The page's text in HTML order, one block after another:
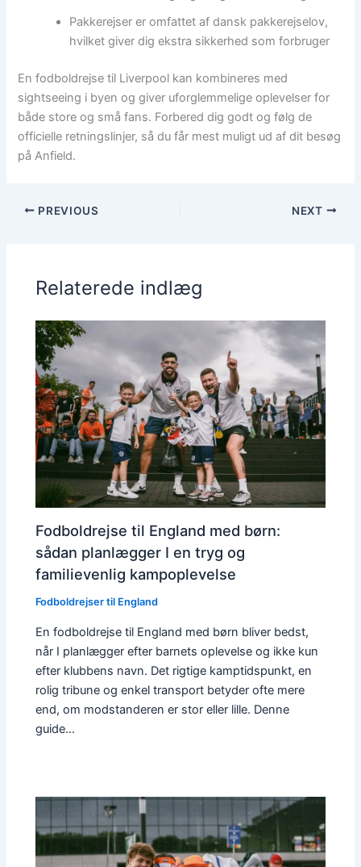
Pakkerejser er omfattet af dansk pakkerejselov,
hvilket giver dig ekstra sikkerhed som forbruger
En fodboldrejse til Liverpool kan kombineres med
sightseeing i byen og giver uforglemmelige oplevelser for
både store og små fans. Forbered dig godt og følg de
officielle retningslinjer, så du får mest muligt ud af dit besøg
på Anfield.
PREVIOUS NEXT
Relaterede indlæg
Fodboldrejse til England med børn:
sådan planlægger I en tryg og
familievenlig kampoplevelse
Fodboldrejser til England
En fodboldrejse til England med børn bliver bedst,
når I planlægger efter barnets oplevelse og ikke kun
efter klubbens navn. Det rigtige kamptidspunkt, en
rolig tribune og enkel transport betyder ofte mere
end, om modstanderen er stor eller lille. Denne
guide…